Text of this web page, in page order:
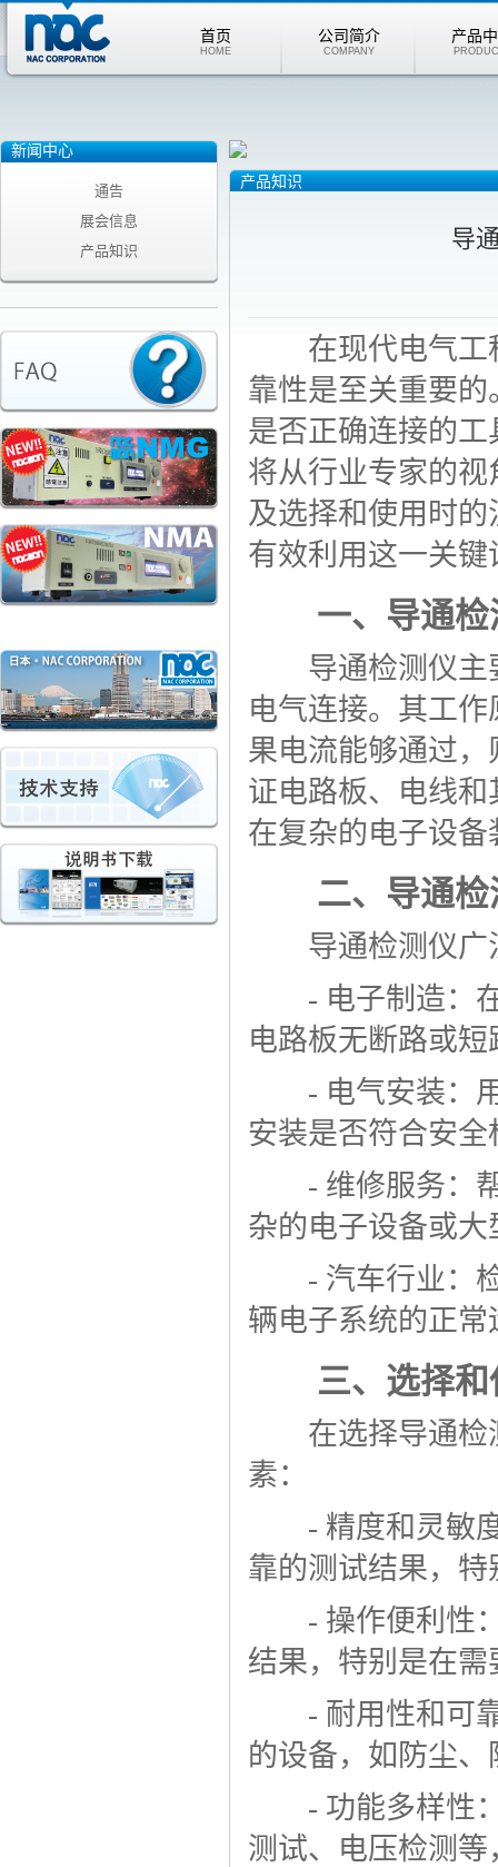
首页
HOME
公司简介
COMPANY
产品
新闻中心
通告
展会信息
产品知识
产品知识
导
在现代电气工程
靠性是至关重要
是否正确连接的
将从行业专家的
及选择和使用时
有效利用这一关键
一、导通检
导通检测仪主要
电气连接。其工
果电流能够通过
证电路板、电线
在复杂的电子设
二、导通检
导通检测仪广
- 电子制造：在
电路板无断路或短
- 电气安装：用
安装是否符合安全
- 维修服务：帮
杂的电子设备或
- 汽车行业：检
辆电子系统的正常
三、选择和
在选择导通检
素：
- 精度和灵敏度
靠的测试结果，
- 操作便利性：
结果，特别是在
- 耐用性和可靠
的设备，如防尘
- 功能多样性：
测试、电压检测